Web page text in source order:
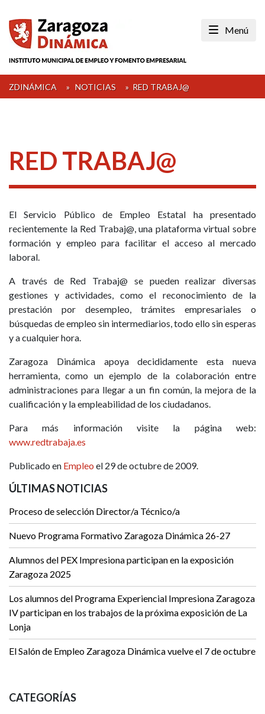
content
Menú
ZDINÁMICA » NOTICIAS » RED TRABAJ@
RED TRABAJ@
El Servicio Público de Empleo Estatal ha presentado
recientemente la Red Trabaj@, una plataforma virtual sobre
formación y empleo para facilitar el acceso al mercado
laboral.
A través de Red Trabaj@ se pueden realizar diversas
gestiones y actividades, como el reconocimiento de la
prestación por desempleo, trámites empresariales o
búsquedas de empleo sin intermediarios, todo ello sin esperas
y a cualquier hora.
Zaragoza Dinámica apoya decididamente esta nueva
herramienta, como un ejemplo de la colaboración entre
administraciones para llegar a un fin común, la mejora de la
cualificación y la empleabilidad de los ciudadanos.
Para más información visite la página web:
www.redtrabaja.es
Publicado en Empleo el 29 de octubre de 2009.
ÚLTIMAS NOTICIAS
Proceso de selección Director/a Técnico/a
Nuevo Programa Formativo Zaragoza Dinámica 26-27
Alumnos del PEX Impresiona participan en la exposición
Zaragoza 2025
Los alumnos del Programa Experiencial Impresiona Zaragoza
IV participan en los trabajos de la próxima exposición de La
Lonja
El Salón de Empleo Zaragoza Dinámica vuelve el 7 de octubre
CATEGORÍAS